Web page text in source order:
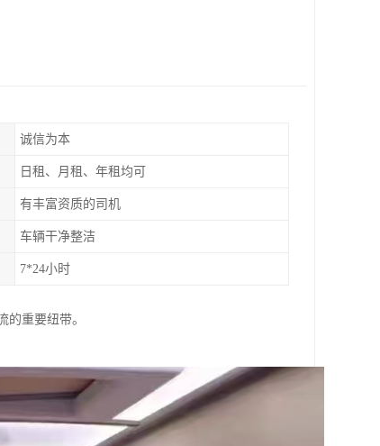
诚信为本
日租、月租、年租均可
有丰富资质的司机
车辆干净整洁
7*24小时
重要纽带。